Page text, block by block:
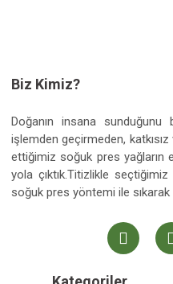
Biz Kimiz?
Doğanın insana sunduğunu
işlemden geçirmeden,
ettiğimiz soğuk pres yağların
yola çıktık.Titizlikle
soğuk pres yöntemi ile